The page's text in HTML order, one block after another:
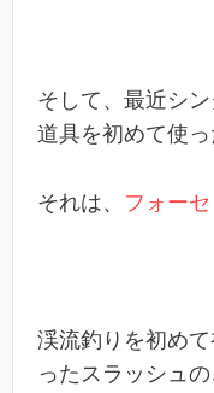
そして、最近シ
道具を初めて使っ
それは、 フォー
渓流釣りを初め
ったスラッシュ